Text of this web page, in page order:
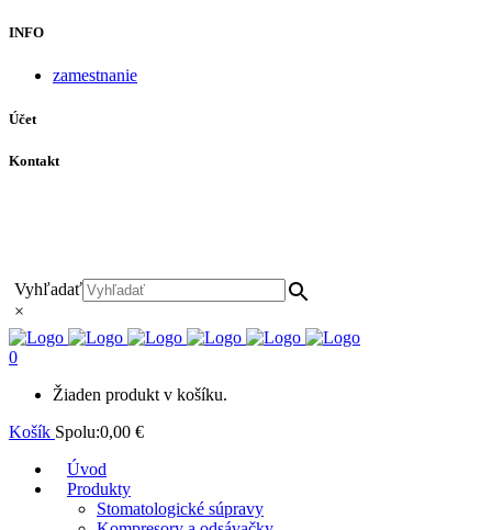
INFO
zamestnanie
Účet
Kontakt
Vyhľadať
×
0
Žiaden produkt v košíku.
Košík Spolu:0,00 €
Úvod
Produkty
Stomatologické súpravy